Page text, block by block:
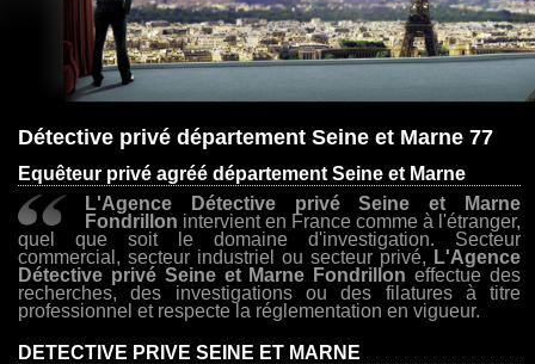
Détective privé département Seine et Marne 77
Equêteur privé agréé département Seine et Marne
L'Agence Détective privé Seine et Marne
Fondrillon intervient en France comme à l'étranger,
quel que soit le domaine d'investigation. Secteur
commercial, secteur industriel ou secteur privé, L'Agence
Détective privé Seine et Marne Fondrillon effectue des
recherches, des investigations ou des filatures à titre
professionnel et respecte la réglementation en vigueur.
DETECTIVE PRIVE SEINE ET MARNE